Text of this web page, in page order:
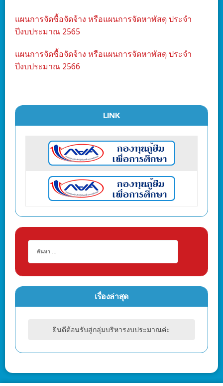
แผนการจัดซื้อจัดจ้าง หรือแผนการจัดหาพัสดุ ประจำ
ปีงบประมาณ 2565
แผนการจัดซื้อจัดจ้าง หรือแผนการจัดหาพัสดุ ประจำ
ปีงบประมาณ 2566
LINK
เรื่องล่าสุด
ยินดีต้อนรับสู่กลุ่มบริหารงบประมาณค่ะ